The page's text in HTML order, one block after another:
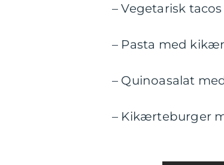
– Vegetarisk
– Pasta med
– Quinoasalat
– Kikærteburger